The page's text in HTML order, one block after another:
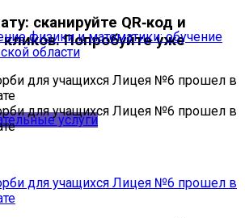
сканируйте QR‑код и
кликов. Попробуйте уже
услуги
физики и математики: обучение
области
для учащихся Лицея №6 прошел в
для учащихся Лицея №6 прошел в
для учащихся Лицея №6 прошел в